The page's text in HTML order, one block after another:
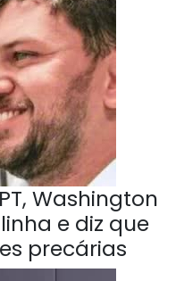
Washington
e diz que
precárias